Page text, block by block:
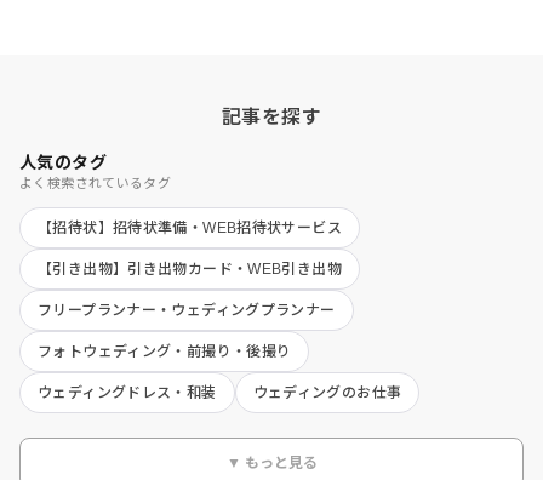
記事を探す
人気のタグ
よく検索されているタグ
【招待状】招待状準備・WEB招待状サービス
【引き出物】引き出物カード・WEB引き出物
フリープランナー・ウェディングプランナー
フォトウェディング・前撮り・後撮り
ウェディングドレス・和装 ウェディングのお仕事
▼ もっと見る